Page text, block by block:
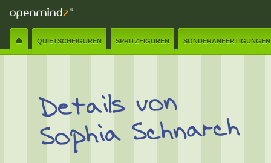
QUIETSCHFIGUREN SPRITZFIGUREN SONDERANFERTIGUNGEN
Details von
Sophia Schnarch
E-Mail:
Schliessen